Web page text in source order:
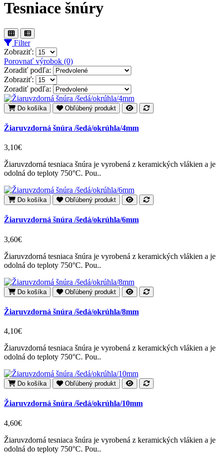
Tesniace šnúry
Filter
Zobraziť:
Porovnať výrobok (0)
Zoradiť podľa:
Zobraziť:
Zoradiť podľa:
Do košíka Obľúbený produkt
Žiaruvzdorná šnúra /šedá/okrúhla/4mm
3,10€
Žiaruvzdorná tesniaca šnúra je vyrobená z keramických vlákien a je
odolná do teploty 750°C. Pou..
Do košíka Obľúbený produkt
Žiaruvzdorná šnúra /šedá/okrúhla/6mm
3,60€
Žiaruvzdorná tesniaca šnúra je vyrobená z keramických vlákien a je
odolná do teploty 750°C. Pou..
Do košíka Obľúbený produkt
Žiaruvzdorná šnúra /šedá/okrúhla/8mm
4,10€
Žiaruvzdorná tesniaca šnúra je vyrobená z keramických vlákien a je
odolná do teploty 750°C. Pou..
Do košíka Obľúbený produkt
Žiaruvzdorná šnúra /šedá/okrúhla/10mm
4,60€
Žiaruvzdorná tesniaca šnúra je vyrobená z keramických vlákien a je
odolná do teploty 750°C. Pou..